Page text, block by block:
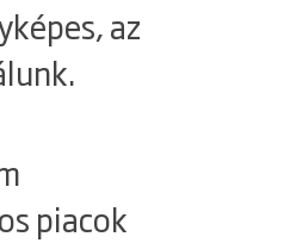
az
piacok